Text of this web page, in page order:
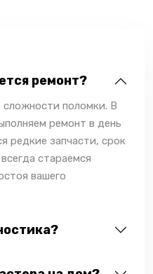
ремонт?
поломки. В
ремонт в день
редкие запчасти, срок
стараемся
вашего